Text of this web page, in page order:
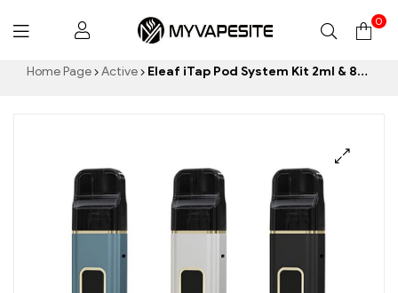
Myvapesite.de
0
Home Page Active Eleaf iTap Pod System Kit 2ml & 800mAh E-Zigaretten Großhandel丨Custom